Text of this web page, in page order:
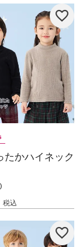
たかハイネック
税込